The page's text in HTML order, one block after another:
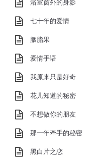
浴室窗外的身影
七十年的爱情
胭脂果
爱情手语
我原来只是好奇
花儿知道的秘密
不想做你的朋友
那一年牵手的秘密
黑白片之恋